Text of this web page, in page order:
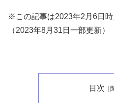
※この記事は2023年2月6日
（2023年8月31日一部更新）
目次